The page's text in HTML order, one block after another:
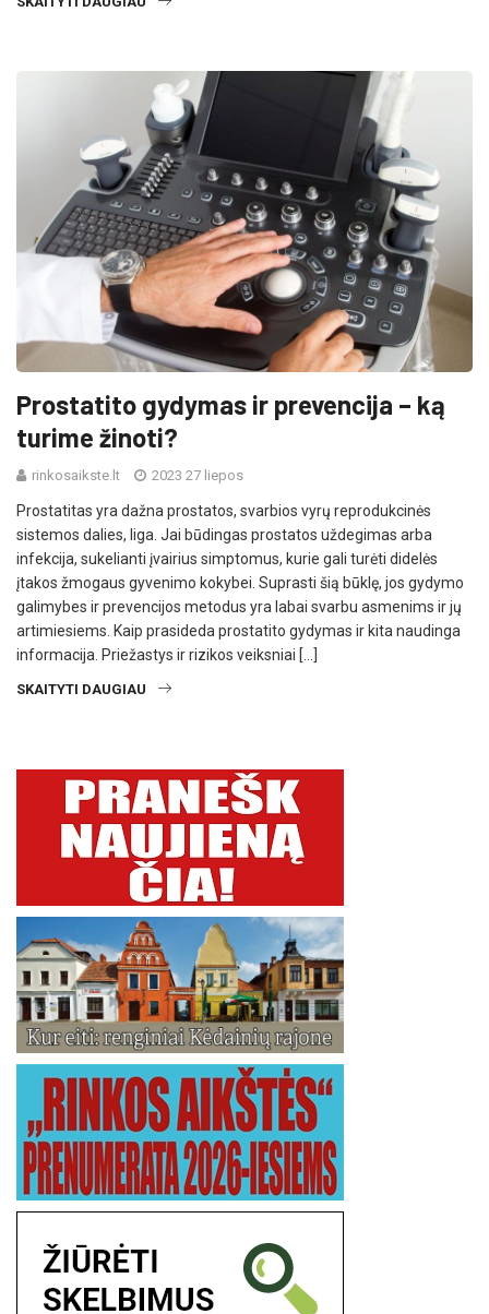
Prostatito gydymas ir prevencija – ką
turime žinoti?
rinkosaikste.lt 2023 27 liepos
Prostatitas yra dažna prostatos, svarbios vyrų reprodukcinės
sistemos dalies, liga. Jai būdingas prostatos uždegimas arba
infekcija, sukelianti įvairius simptomus, kurie gali turėti didelės
įtakos žmogaus gyvenimo kokybei. Suprasti šią būklę, jos gydymo
galimybes ir prevencijos metodus yra labai svarbu asmenims ir jų
artimiesiems. Kaip prasideda prostatito gydymas ir kita naudinga
informacija. Priežastys ir rizikos veiksniai […]
SKAITYTI DAUGIAU